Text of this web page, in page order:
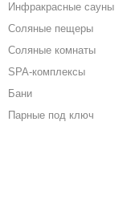
Инфракрасные сауны
Соляные пещеры
Соляные комнаты
SPA-комплексы
Бани
Парные под ключ